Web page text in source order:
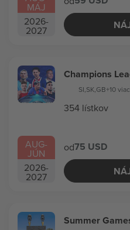
MÁJ
2026-
2027
AUG-
JÚN
2026-
2027
Champions
SI,SK,GB+10 viac
354 lístkov
od75 USD
Summer